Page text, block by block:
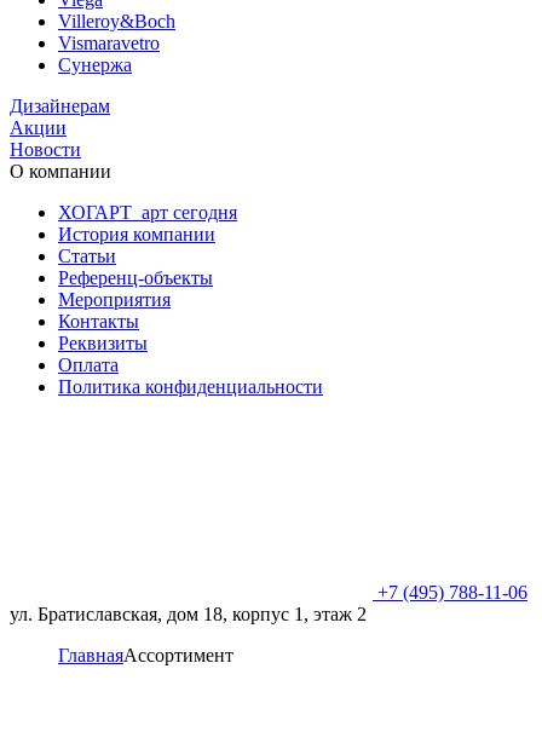
Villeroy&Boch
Vismaravetro
Сунержа
Дизайнерам
Акции
Новости
О компании
ХОГАРТ_арт сегодня
История компании
Статьи
Референц-объекты
Мероприятия
Контакты
Реквизиты
Оплата
Политика конфиденциальности
+7 (495) 788-11-06
ул. Братиславская, дом 18, корпус 1, этаж 2
ГлавнаяАссортимент